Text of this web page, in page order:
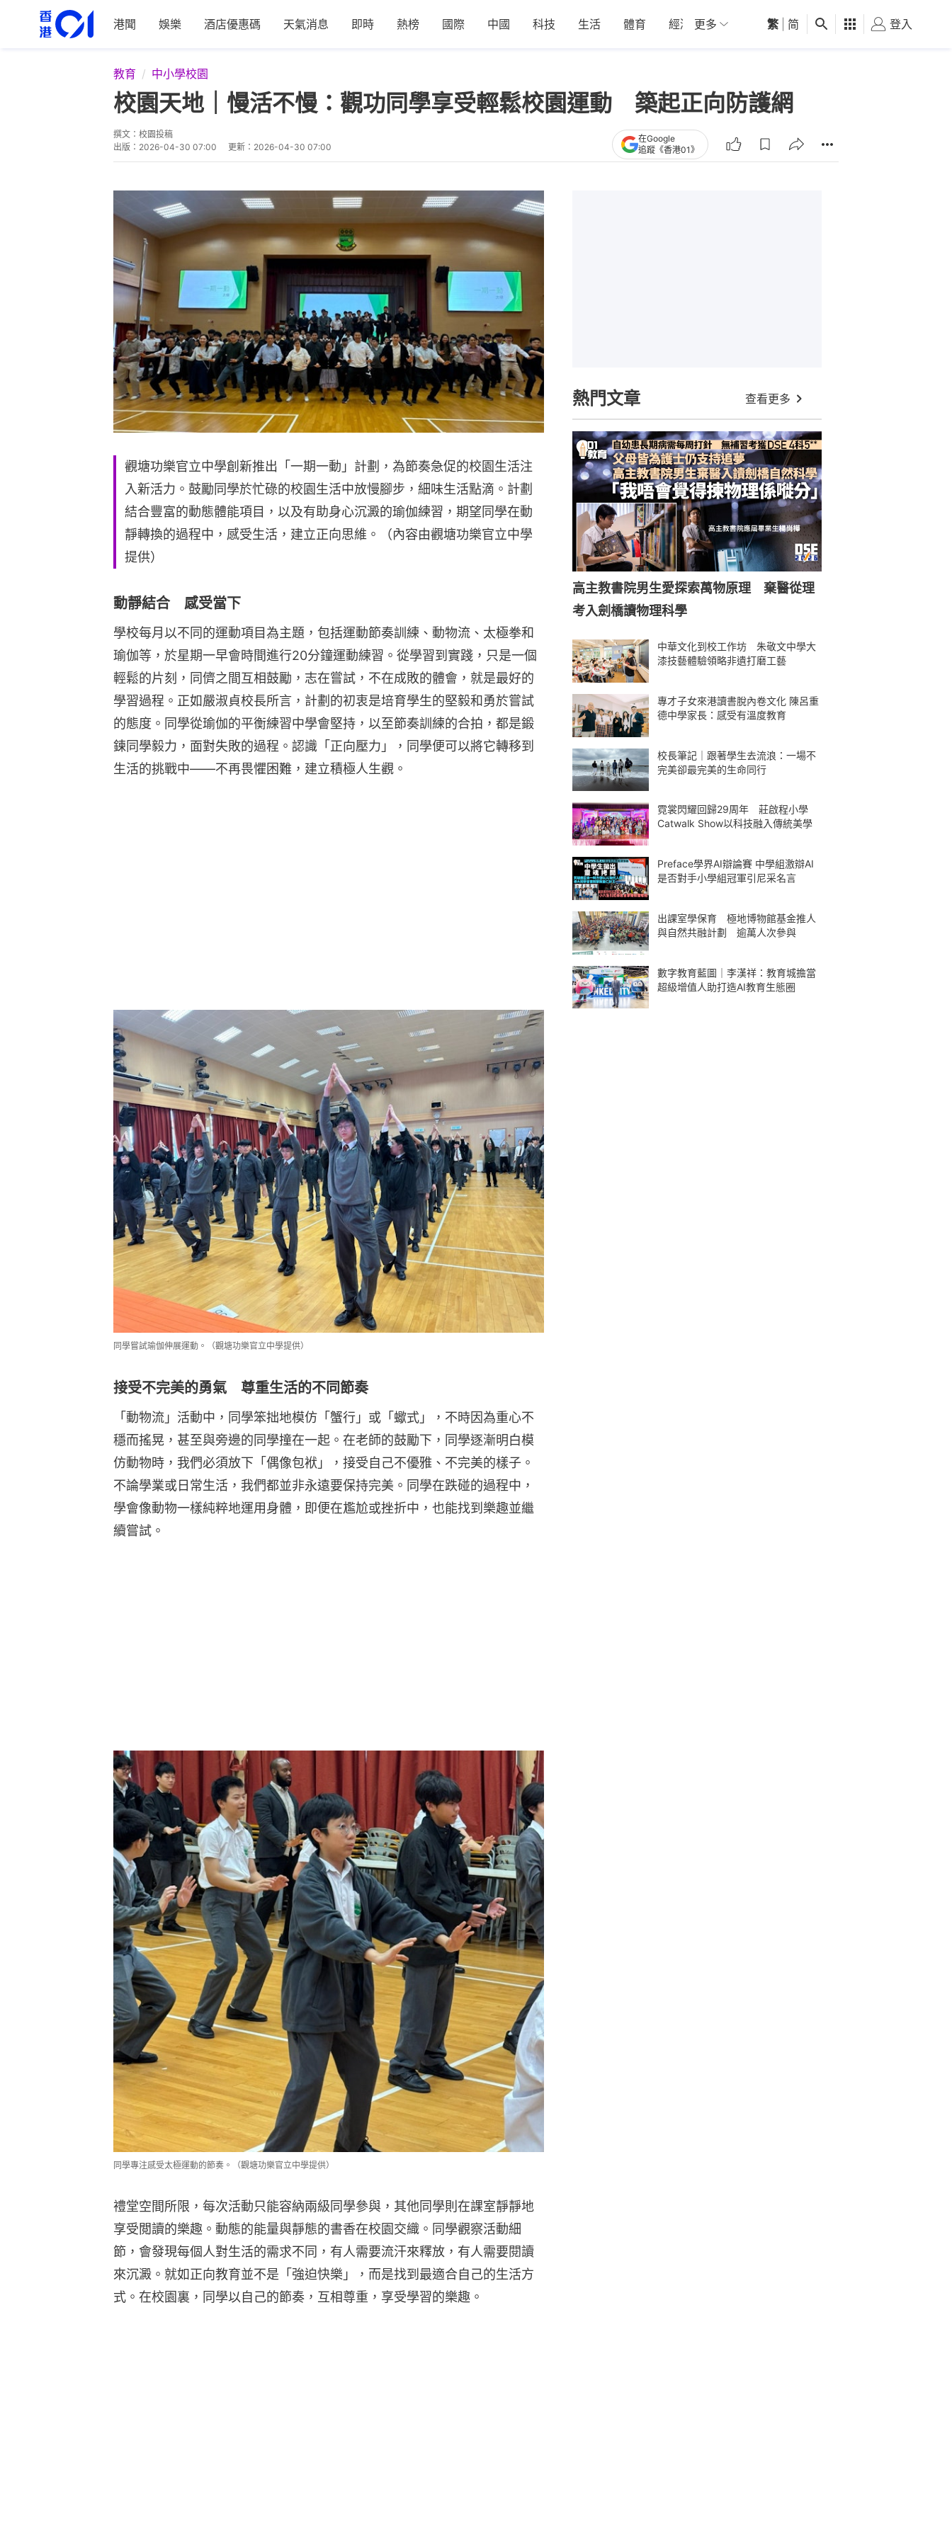
港聞 娛樂 酒店優惠碼 天氣消息 即時 熱榜 國際 中國 科技 生活 體育 經濟 01深圳 觀點 健康 好食玩飛
更多 繁 简 登入
教育 中小學校園
校園天地｜慢活不慢：觀功同學享受輕鬆校園運動 築起正向防護網
撰文： 校園投稿
出版： 2026-04-30 07:00 更新： 2026-04-30 07:00
在Google
追蹤《香港01》
觀塘功樂官立中學創新推出「一期一動」計劃，為節奏急促的校園生活注
入新活力。鼓勵同學於忙碌的校園生活中放慢腳步，細味生活點滴。計劃
結合豐富的動態體能項目，以及有助身心沉澱的瑜伽練習，期望同學在動
靜轉換的過程中，感受生活，建立正向思維。（內容由觀塘功樂官立中學
提供）
動靜結合 感受當下
學校每月以不同的運動項目為主題，包括運動節奏訓練、動物流、太極拳和
瑜伽等，於星期一早會時間進行20分鐘運動練習。從學習到實踐，只是一個
輕鬆的片刻，同儕之間互相鼓勵，志在嘗試，不在成敗的體會，就是最好的
學習過程。正如嚴淑貞校長所言，計劃的初衷是培育學生的堅毅和勇於嘗試
的態度。同學從瑜伽的平衡練習中學會堅持，以至節奏訓練的合拍，都是鍛
鍊同學毅力，面對失敗的過程。認識「正向壓力」，同學便可以將它轉移到
生活的挑戰中——不再畏懼困難，建立積極人生觀。
同學嘗試瑜伽伸展運動。（觀塘功樂官立中學提供）
接受不完美的勇氣 尊重生活的不同節奏
「動物流」活動中，同學笨拙地模仿「蟹行」或「蠍式」，不時因為重心不
穩而搖晃，甚至與旁邊的同學撞在一起。在老師的鼓勵下，同學逐漸明白模
仿動物時，我們必須放下「偶像包袱」，接受自己不優雅、不完美的樣子。
不論學業或日常生活，我們都並非永遠要保持完美。同學在跌碰的過程中，
學會像動物一樣純粹地運用身體，即便在尷尬或挫折中，也能找到樂趣並繼
續嘗試。
同學專注感受太極運動的節奏。（觀塘功樂官立中學提供）
禮堂空間所限，每次活動只能容納兩級同學參與，其他同學則在課室靜靜地
享受閲讀的樂趣。動態的能量與靜態的書香在校園交織。同學觀察活動細
節，會發現每個人對生活的需求不同，有人需要流汗來釋放，有人需要閱讀
來沉澱。就如正向教育並不是「強迫快樂」，而是找到最適合自己的生活方
式。在校園裏，同學以自己的節奏，互相尊重，享受學習的樂趣。
熱門文章 查看更多
高主教書院男生愛探索萬物原理 棄醫從理
考入劍橋讀物理科學
中華文化到校工作坊 朱敬文中學大
漆技藝體驗領略非遺打磨工藝
專才子女來港讀書脫內卷文化 陳呂重
德中學家長：感受有溫度教育
校長筆記｜跟著學生去流浪：一場不
完美卻最完美的生命同行
霓裳閃耀回歸29周年 莊啟程小學
Catwalk Show以科技融入傳統美學
Preface學界AI辯論賽 中學組激辯AI
是否對手小學組冠軍引尼采名言
出課室學保育 極地博物館基金推人
與自然共融計劃 逾萬人次參與
數字教育藍圖｜李漢祥：教育城擔當
超級增值人助打造AI教育生態圈